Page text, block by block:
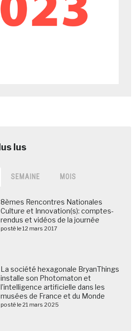
SEMAINE MOIS
8èmes Rencontres Nationales
Culture et Innovation(s): comptes-
rendus et vidéos de la journée
posté le 12 mars 2017
La société hexagonale BryanThings
installe son Photomaton et
l’intelligence artificielle dans les
musées de France et du Monde
posté le 21 mars 2025